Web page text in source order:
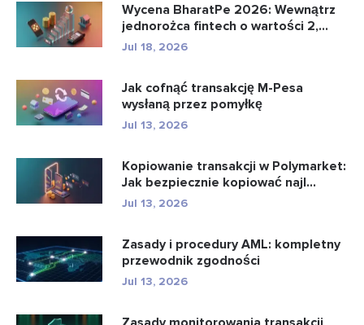
Wycena BharatPe 2026: Wewnątrz
jednorożca fintech o wartości 2,...
Jul 18, 2026
Jak cofnąć transakcję M-Pesa
wysłaną przez pomyłkę
Jul 13, 2026
Kopiowanie transakcji w Polymarket:
Jak bezpiecznie kopiować najl...
Jul 13, 2026
Zasady i procedury AML: kompletny
przewodnik zgodności
Jul 13, 2026